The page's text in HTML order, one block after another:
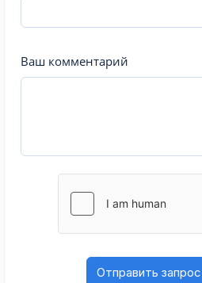
Ваш комментарий